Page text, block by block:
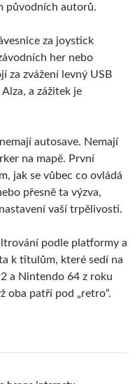
původních autorů.
za joystick
her nebo
za zvážení levný USB
a zážitek je
autosave. Nemají
na mapě. První
jak se vůbec co ovládá
přesně ta výzva,
vaší trpělivosti.
podle platformy a
k titulům, které sedí na
a Nintendo 64 z roku
oba patří pod „retro“.